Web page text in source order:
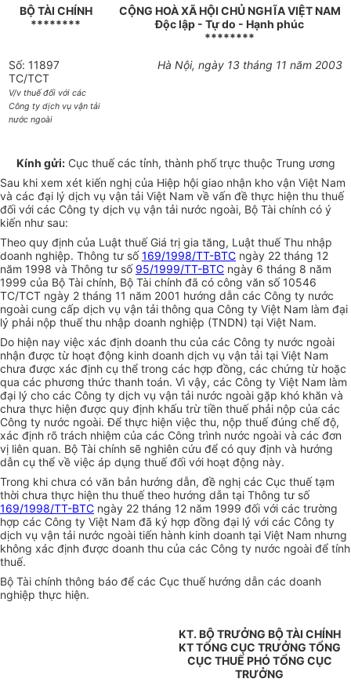
BỘ TÀI CHÍNH
********
CỘNG HOÀ XÃ HỘI CHỦ NGHĨA VIỆT NAM
Độc lập - Tự do - Hạnh phúc
********
Số: 11897
TC/TCT
V/v thuế đối với các
Công ty dịch vụ vận tải
nước ngoài
Hà Nội, ngày 13 tháng 11 năm 2003
Kính gửi:Cục thuế các tỉnh, thành phố trực thuộc Trung ương
Sau khi xem xét kiến nghị của Hiệp hội giao nhận kho vận Việt Nam
và các đại lý dịch vụ vận tải Việt Nam về vấn đề thực hiện thu thuế
đối với các Công ty dịch vụ vận tải nước ngoài, Bộ Tài chính có ý
kiến như sau:
Theo quy định của Luật thuế Giá trị gia tăng, Luật thuế Thu nhập
doanh nghiệp. Thông tư số169/1998/TT-BTC ngày 22 tháng 12
năm 1998 và Thông tư số 95/1999/TT-BTC ngày 6 tháng 8 năm
1999 của Bộ Tài chính, Bộ Tài chính đã có công văn số 10546
TC/TCT ngày 2 tháng 11 năm 2001 hướng dẫn các Công ty nước
ngoài cung cấp dịch vụ vận tải thông qua Công ty Việt Nam làm đại
lý phải nộp thuế thu nhập doanh nghiệp (TNDN) tại Việt Nam.
Do hiện nay việc xác định doanh thu của các Công ty nước ngoài
nhận được từ hoạt động kinh doanh dịch vụ vận tải tại Việt Nam
chưa được xác định cụ thể trong các hợp đồng, các chứng từ hoặc
qua các phương thức thanh toán. Vì vậy, các Công ty Việt Nam làm
đại lý cho các Công ty dịch vụ vận tải nước ngoài gặp khó khăn và
chưa thực hiện được quy định khấu trừ tiền thuế phải nộp của các
Công ty nước ngoài. Để thực hiện việc thu, nộp thuế đúng chế độ,
xác định rõ trách nhiệm của các Công trình nước ngoài và các đơn
vị liên quan. Bộ Tài chính sẽ nghiên cứu để có quy định và hướng
dẫn cụ thể về việc áp dụng thuế đối với hoạt động này.
Trong khi chưa có văn bản hướng dẫn, đề nghị các Cục thuế tạm
thời chưa thực hiện thu thuế theo hướng dẫn tại Thông tư số
169/1998/TT-BTC ngày 22 tháng 12 năm 1999 đối với các trường
hợp các Công ty Việt Nam đã ký hợp đồng đại lý với các Công ty
dịch vụ vận tải nước ngoài tiến hành kinh doanh tại Việt Nam nhưng
không xác định được doanh thu của các Công ty nước ngoài để tính
thuế.
Bộ Tài chính thông báo để các Cục thuế hướng dẫn các doanh
nghiệp thực hiện.
KT. BỘ TRƯỞNG BỘ TÀI CHÍNH
KT TỔNG CỤC TRƯỞNG TỔNG
CỤC THUẾ PHÓ TỔNG CỤC
TRƯỞNG